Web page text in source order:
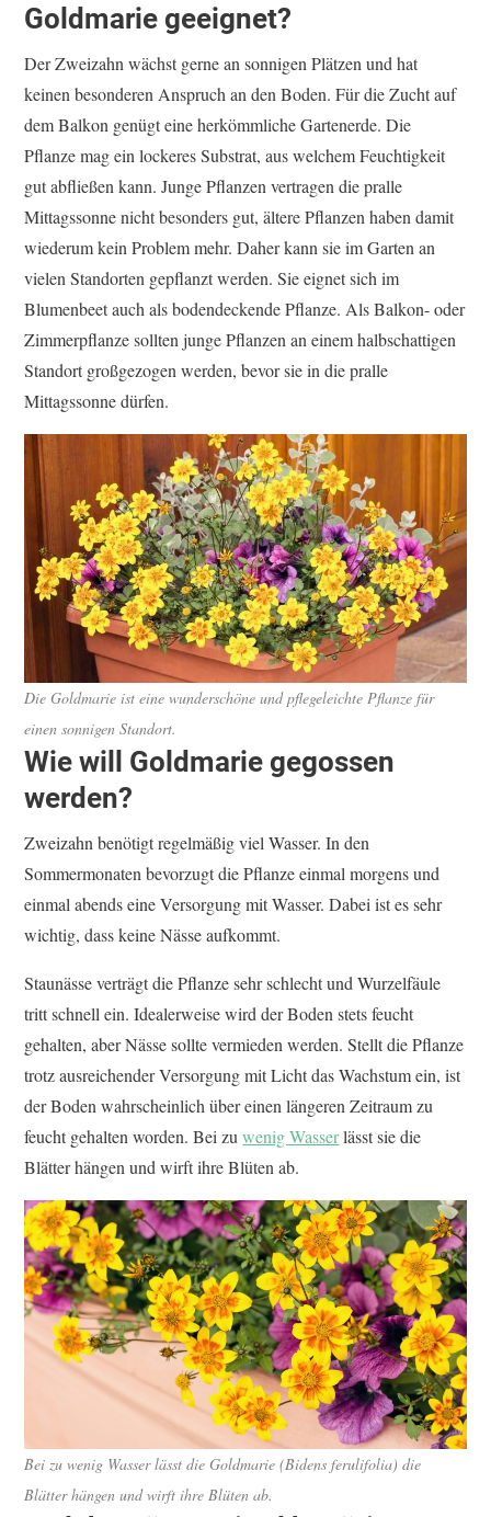
Goldmarie geeignet?
Der Zweizahn wächst gerne an sonnigen Plätzen und hat
keinen besonderen Anspruch an den Boden. Für die Zucht auf
dem Balkon genügt eine herkömmliche Gartenerde. Die
Pflanze mag ein lockeres Substrat, aus welchem Feuchtigkeit
gut abfließen kann. Junge Pflanzen vertragen die pralle
Mittagssonne nicht besonders gut, ältere Pflanzen haben damit
wiederum kein Problem mehr. Daher kann sie im Garten an
vielen Standorten gepflanzt werden. Sie eignet sich im
Blumenbeet auch als bodendeckende Pflanze. Als Balkon- oder
Zimmerpflanze sollten junge Pflanzen an einem halbschattigen
Standort großgezogen werden, bevor sie in die pralle
Mittagssonne dürfen.
Die Goldmarie ist eine wunderschöne und pflegeleichte Pflanze für
einen sonnigen Standort.
Wie will Goldmarie gegossen
werden?
Zweizahn benötigt regelmäßig viel Wasser. In den
Sommermonaten bevorzugt die Pflanze einmal morgens und
einmal abends eine Versorgung mit Wasser. Dabei ist es sehr
wichtig, dass keine Nässe aufkommt.
Staunässe verträgt die Pflanze sehr schlecht und Wurzelfäule
tritt schnell ein. Idealerweise wird der Boden stets feucht
gehalten, aber Nässe sollte vermieden werden. Stellt die Pflanze
trotz ausreichender Versorgung mit Licht das Wachstum ein, ist
der Boden wahrscheinlich über einen längeren Zeitraum zu
feucht gehalten worden. Bei zuwenig Wasserlässt sie die
Blätter hängen und wirft ihre Blüten ab.
Bei zu wenig Wasser lässt die Goldmarie (Bidens ferulifolia) die
Blätter hängen und wirft ihre Blüten ab.